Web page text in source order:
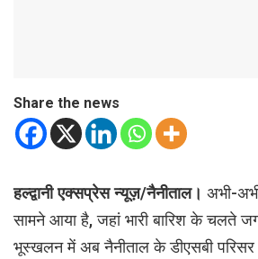
Share the news
हल्द्वानी एक्सप्रेस न्यूज़/नैनीताल। अभी-
सामने आया है, जहां भारी बारिश के चलते
भूस्खलन में अब नैनीताल के डीएसबी